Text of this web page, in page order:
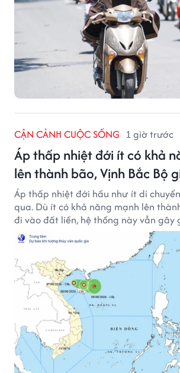
CẬN CẢNH CUỘC SỐNG 1 giờ trước
Áp thấp nhiệt đới ít có khả
lên thành bão, Vịnh Bắc Bộ
Áp thấp nhiệt đới hầu như ít di
qua. Dù ít có khả năng mạnh lên
đi vào đất liền, hệ thống này vẫn gây
lớn trên nhiều vùng biển.